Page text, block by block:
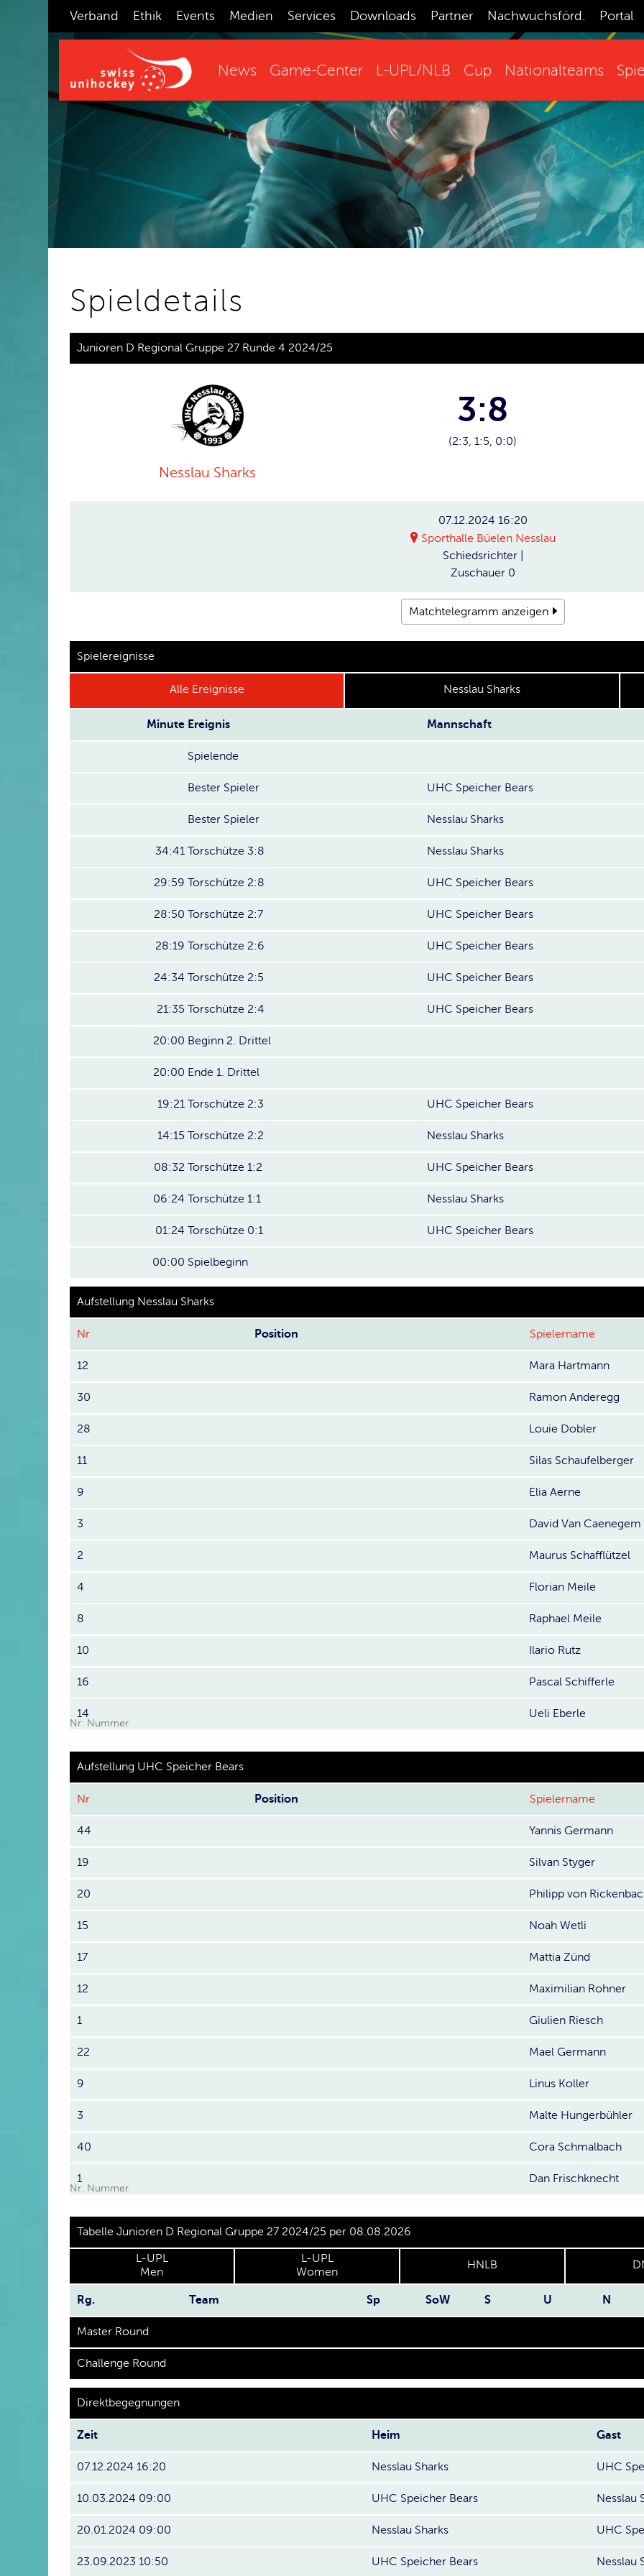
Verband Ethik Events Medien Services Downloads Partner Nachwuchsförd. Portal
News Game-Center L-UPL/NLB Cup Nationalteams
Spieldetails
Junioren D Regional Gruppe 27 Runde 4 2024/25
Nesslau Sharks
3:8
(2:3, 1:5, 0:0)
07.12.2024 16:20
Sporthalle Büelen Nesslau
Schiedsrichter
Zuschauer 0
Matchtelegramm anzeigen
Spielereignisse
Alle Ereignisse Nesslau Sharks
Minute Ereignis Mannschaft
Spielende
Bester Spieler UHC Speicher Bears
Bester Spieler Nesslau Sharks
34:41 Torschütze 3:8 Nesslau Sharks
29:59 Torschütze 2:8 UHC Speicher Bears
28:50 Torschütze 2:7 UHC Speicher Bears
28:19 Torschütze 2:6 UHC Speicher Bears
24:34 Torschütze 2:5 UHC Speicher Bears
21:35 Torschütze 2:4 UHC Speicher Bears
20:00 Beginn 2. Drittel
20:00 Ende 1. Drittel
19:21 Torschütze 2:3 UHC Speicher Bears
14:15 Torschütze 2:2 Nesslau Sharks
08:32 Torschütze 1:2 UHC Speicher Bears
06:24 Torschütze 1:1 Nesslau Sharks
01:24 Torschütze 0:1 UHC Speicher Bears
00:00 Spielbeginn
Aufstellung Nesslau Sharks
Nr Position Spielername
12 Mara Hartmann
30 Ramon Anderegg
28 Louie Dobler
11 Silas Schaufelberger
9 Elia Aerne
3 David Van Caenegem
2 Maurus Schafflützel
4 Florian Meile
8 Raphael Meile
10 Ilario Rutz
16 Pascal Schifferle
14 Ueli Eberle
Nr: Nummer
Aufstellung UHC Speicher Bears
Nr Position Spielername
44 Yannis Germann
19 Silvan Styger
20 Philipp von
15 Noah Wetli
17 Mattia Zünd
12 Maximilian Rohner
1 Giulien Riesch
22 Mael Germann
9 Linus Koller
3 Malte Hungerbühler
40 Cora Schmalbach
1 Dan Frischknecht
Nr: Nummer
Tabelle Junioren D Regional Gruppe 27 2024/25 per 08.08.2026
L-UPL
Men
L-UPL
Women
HNLB
Rg. Team Sp SoW S U N
Master Round
Challenge Round
Direktbegegnungen
Zeit Heim Gast
07.12.2024 16:20 Nesslau Sharks UHC
10.03.2024 09:00 UHC Speicher Bears Nesslau
20.01.2024 09:00 Nesslau Sharks UHC
23.09.2023 10:50 UHC Speicher Bears Nesslau